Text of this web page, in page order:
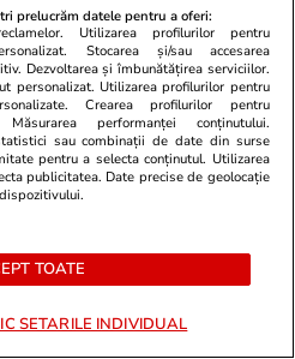
din
prelucrăm datele pentru a oferi:
Utilizarea profilurilor pentru
Stocarea și/sau accesarea
Dezvoltarea și îmbunătățirea serviciilor.
personalizat. Utilizarea profilurilor pentru
Crearea profilurilor pentru
performanței conținutului.
sau combinații de date din surse
pentru a selecta conținutul. Utilizarea
publicitatea. Date precise de geolocație
TOATE
SETARILE INDIVIDUAL